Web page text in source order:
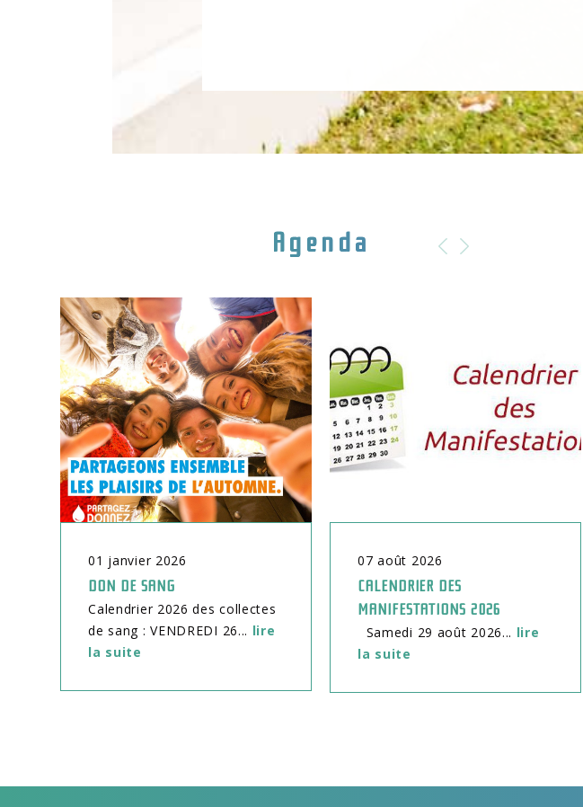
Agenda
01 janvier 2026
DON DE SANG
Calendrier 2026 des collectes
de sang : VENDREDI 26... lire
la suite
07 août 2026
CALENDRIER DES
MANIFESTATIONS 2026
Samedi 29 août 2026... lire
la suite